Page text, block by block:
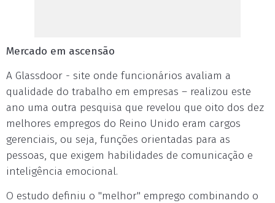
Mercado em ascensão
A Glassdoor - site onde funcionários avaliam a
qualidade do trabalho em empresas – realizou este
ano uma outra pesquisa que revelou que oito dos dez
melhores empregos do Reino Unido eram cargos
gerenciais, ou seja, funções orientadas para as
pessoas, que exigem habilidades de comunicação e
inteligência emocional.
O estudo definiu o "melhor" emprego combinando o